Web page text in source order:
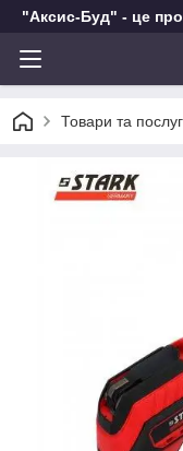
"Аксис-Буд" - це
Товари та